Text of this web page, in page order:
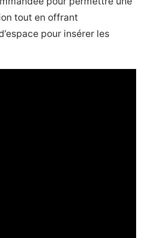
tout en offrant
pour insérer les